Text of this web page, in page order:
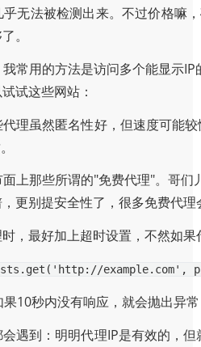
无法被检测出来。不过价格嘛
。
常用的方法是访问多个能显示
试这些网站：
理虽然匿名性好，但速度可能
上那些所谓的"免费代理"。哥
更别提安全性了，很多免费代
，最好加上超时设置，不然如
10秒内没有响应，就会抛出异
遇到：明明代理IP是有效的，